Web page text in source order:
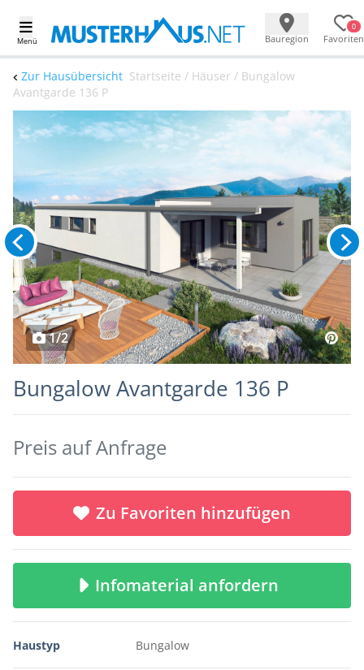
Menü Bauregion
0
Favoriten
Zur Hausübersicht Startseite / Häuser / Bungalow
Avantgarde 136 P
1/2
Bungalow Avantgarde 136 P
Preis auf Anfrage
Zu Favoriten hinzufügen
Infomaterial anfordern
Haustyp Bungalow